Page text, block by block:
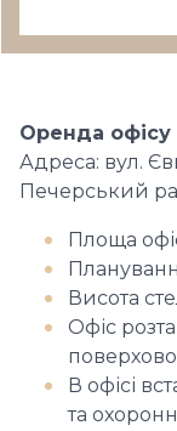
Оренда
Адреса: вул.
Печерський
Площа
Висота
Офіс
В офісі
та